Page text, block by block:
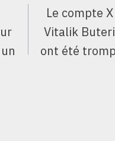
Le compte
Vitalik
ont été